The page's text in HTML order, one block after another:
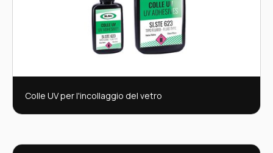
Colle UV per l'incollaggio del vetro